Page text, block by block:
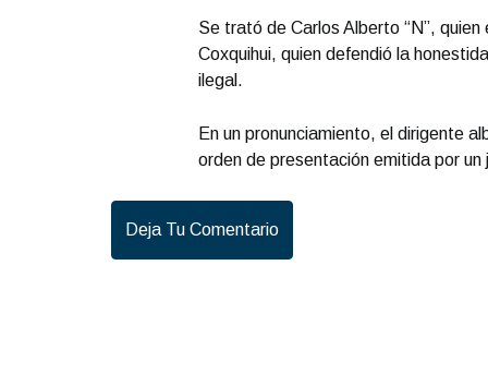
Se trató de Carlos Alberto “N”,
Coxquihui, quien defendió la
ilegal.
En un pronunciamiento, el dirigente
orden de presentación emitida por
Deja Tu Comentario